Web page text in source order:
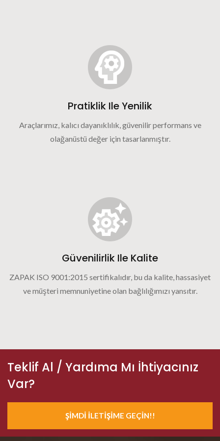
Pratiklik Ile Yenilik
Araçlarımız, kalıcı dayanıklılık, güvenilir performans ve
olağanüstü değer için tasarlanmıştır.
Güvenilirlik Ile Kalite
ZAPAK ISO 9001:2015 sertifikalıdır, bu da kalite, hassasiyet
ve müşteri memnuniyetine olan bağlılığımızı yansıtır.
Teklif Al / Yardıma Mı İhtiyacınız
Var?
ŞIMDI İLETIŞIME GEÇIN!!